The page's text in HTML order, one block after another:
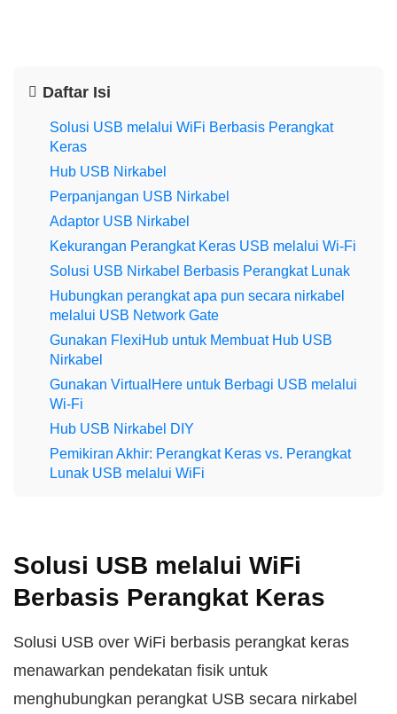
Daftar Isi
Solusi USB melalui WiFi Berbasis Perangkat
Keras
Hub USB Nirkabel
Perpanjangan USB Nirkabel
Adaptor USB Nirkabel
Kekurangan Perangkat Keras USB melalui Wi-Fi
Solusi USB Nirkabel Berbasis Perangkat Lunak
Hubungkan perangkat apa pun secara nirkabel
melalui USB Network Gate
Gunakan FlexiHub untuk Membuat Hub USB
Nirkabel
Gunakan VirtualHere untuk Berbagi USB melalui
Wi‑Fi
Hub USB Nirkabel DIY
Pemikiran Akhir: Perangkat Keras vs. Perangkat
Lunak USB melalui WiFi
Solusi USB melalui WiFi
Berbasis Perangkat Keras
Solusi USB over WiFi berbasis perangkat keras
menawarkan pendekatan fisik untuk
menghubungkan perangkat USB secara nirkabel